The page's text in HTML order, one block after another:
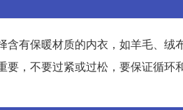
有保暖材质的内衣，如羊毛、
，不要过紧或过松，要保证循